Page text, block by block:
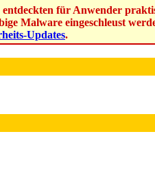
für Anwender
Malware eingeschleust
Updates.